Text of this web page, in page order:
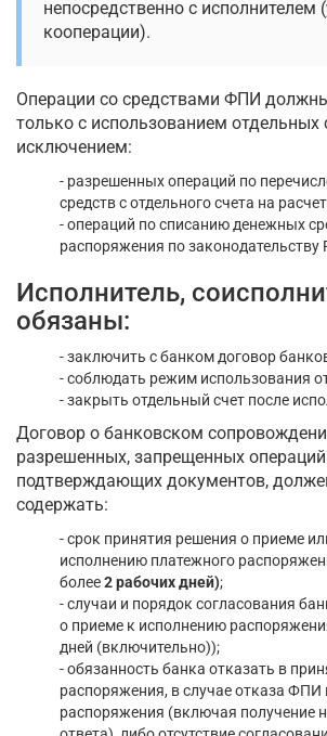
непосредственно с исполнителем
кооперации).
Операции со средствами ФПИ
только с использованием отдельных
исключением:
- разрешенных операций по
средств с отдельного счета на
- операций по списанию денежных
распоряжения по законодательству
Исполнитель,
обязаны:
- заключить с банком договор
- соблюдать режим использования
- закрыть отдельный счет после
Договор о банковском
разрешенных, запрещенных
подтверждающих документов,
содержать:
- срок принятия решения о приеме
исполнению платежного
более2 рабочих дней);
- случаи и порядок согласования
о приеме к исполнению
дней (включительно));
- обязанность банка отказать в
распоряжения, в случае отказа ФПИ
распоряжения (включая получение